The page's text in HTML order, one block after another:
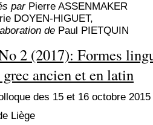
s par Pierre ASSENMAKER
DOYEN-HIGUET,
de Paul PIETQUIN
2 (2017): Formes
grec ancien et en latin
des 15 et 16 octobre 2015
Liège